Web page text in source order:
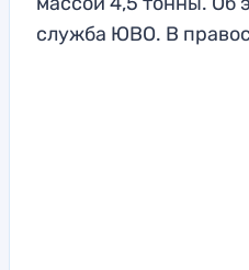
служба ЮВО. В